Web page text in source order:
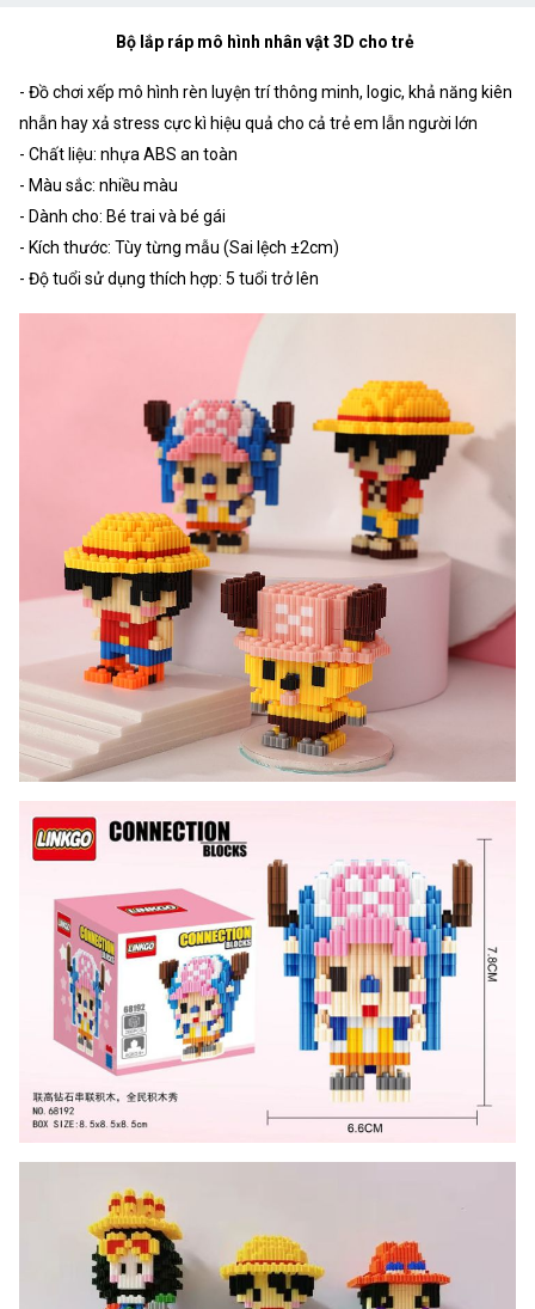
Bộ lắp ráp mô hình nhân vật 3D cho trẻ
- Đồ chơi xếp mô hình rèn luyện trí thông minh, logic, khả năng kiên
nhẫn hay xả stress cực kì hiệu quả cho cả trẻ em lẫn người lớn
- Chất liệu: nhựa ABS an toàn
- Màu sắc: nhiều màu
- Dành cho: Bé trai và bé gái
- Kích thước: Tùy từng mẫu (Sai lệch ±2cm)
- Độ tuổi sử dụng thích hợp: 5 tuổi trở lên